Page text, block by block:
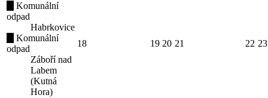
Komunální
odpad
Habrkovice
Komunální
odpad
Záboří nad
Labem
(Kutná
Hora)
18 19 20 21 22 23